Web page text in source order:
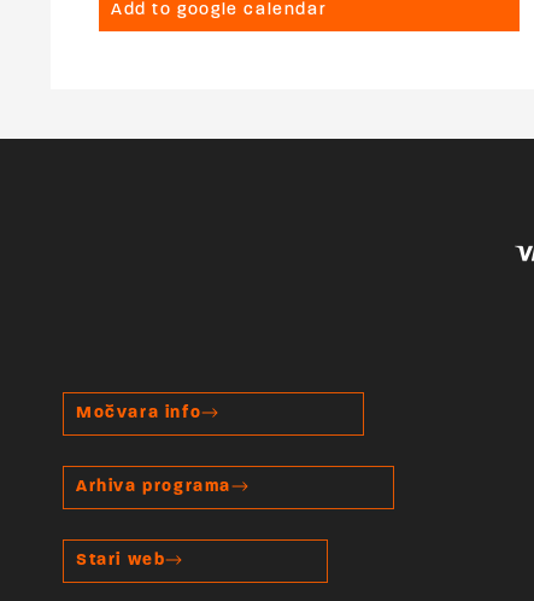
Add to google calendar
Močvara info
Arhiva programa
Stari web